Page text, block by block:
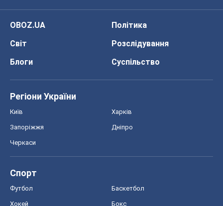
OBOZ.UA
Політика
Світ
Розслідування
Блоги
Суспільство
Регіони України
Київ Харків
Запоріжжя Дніпро
Черкаси
Спорт
Футбол Баскетбол
Хокей Бокс